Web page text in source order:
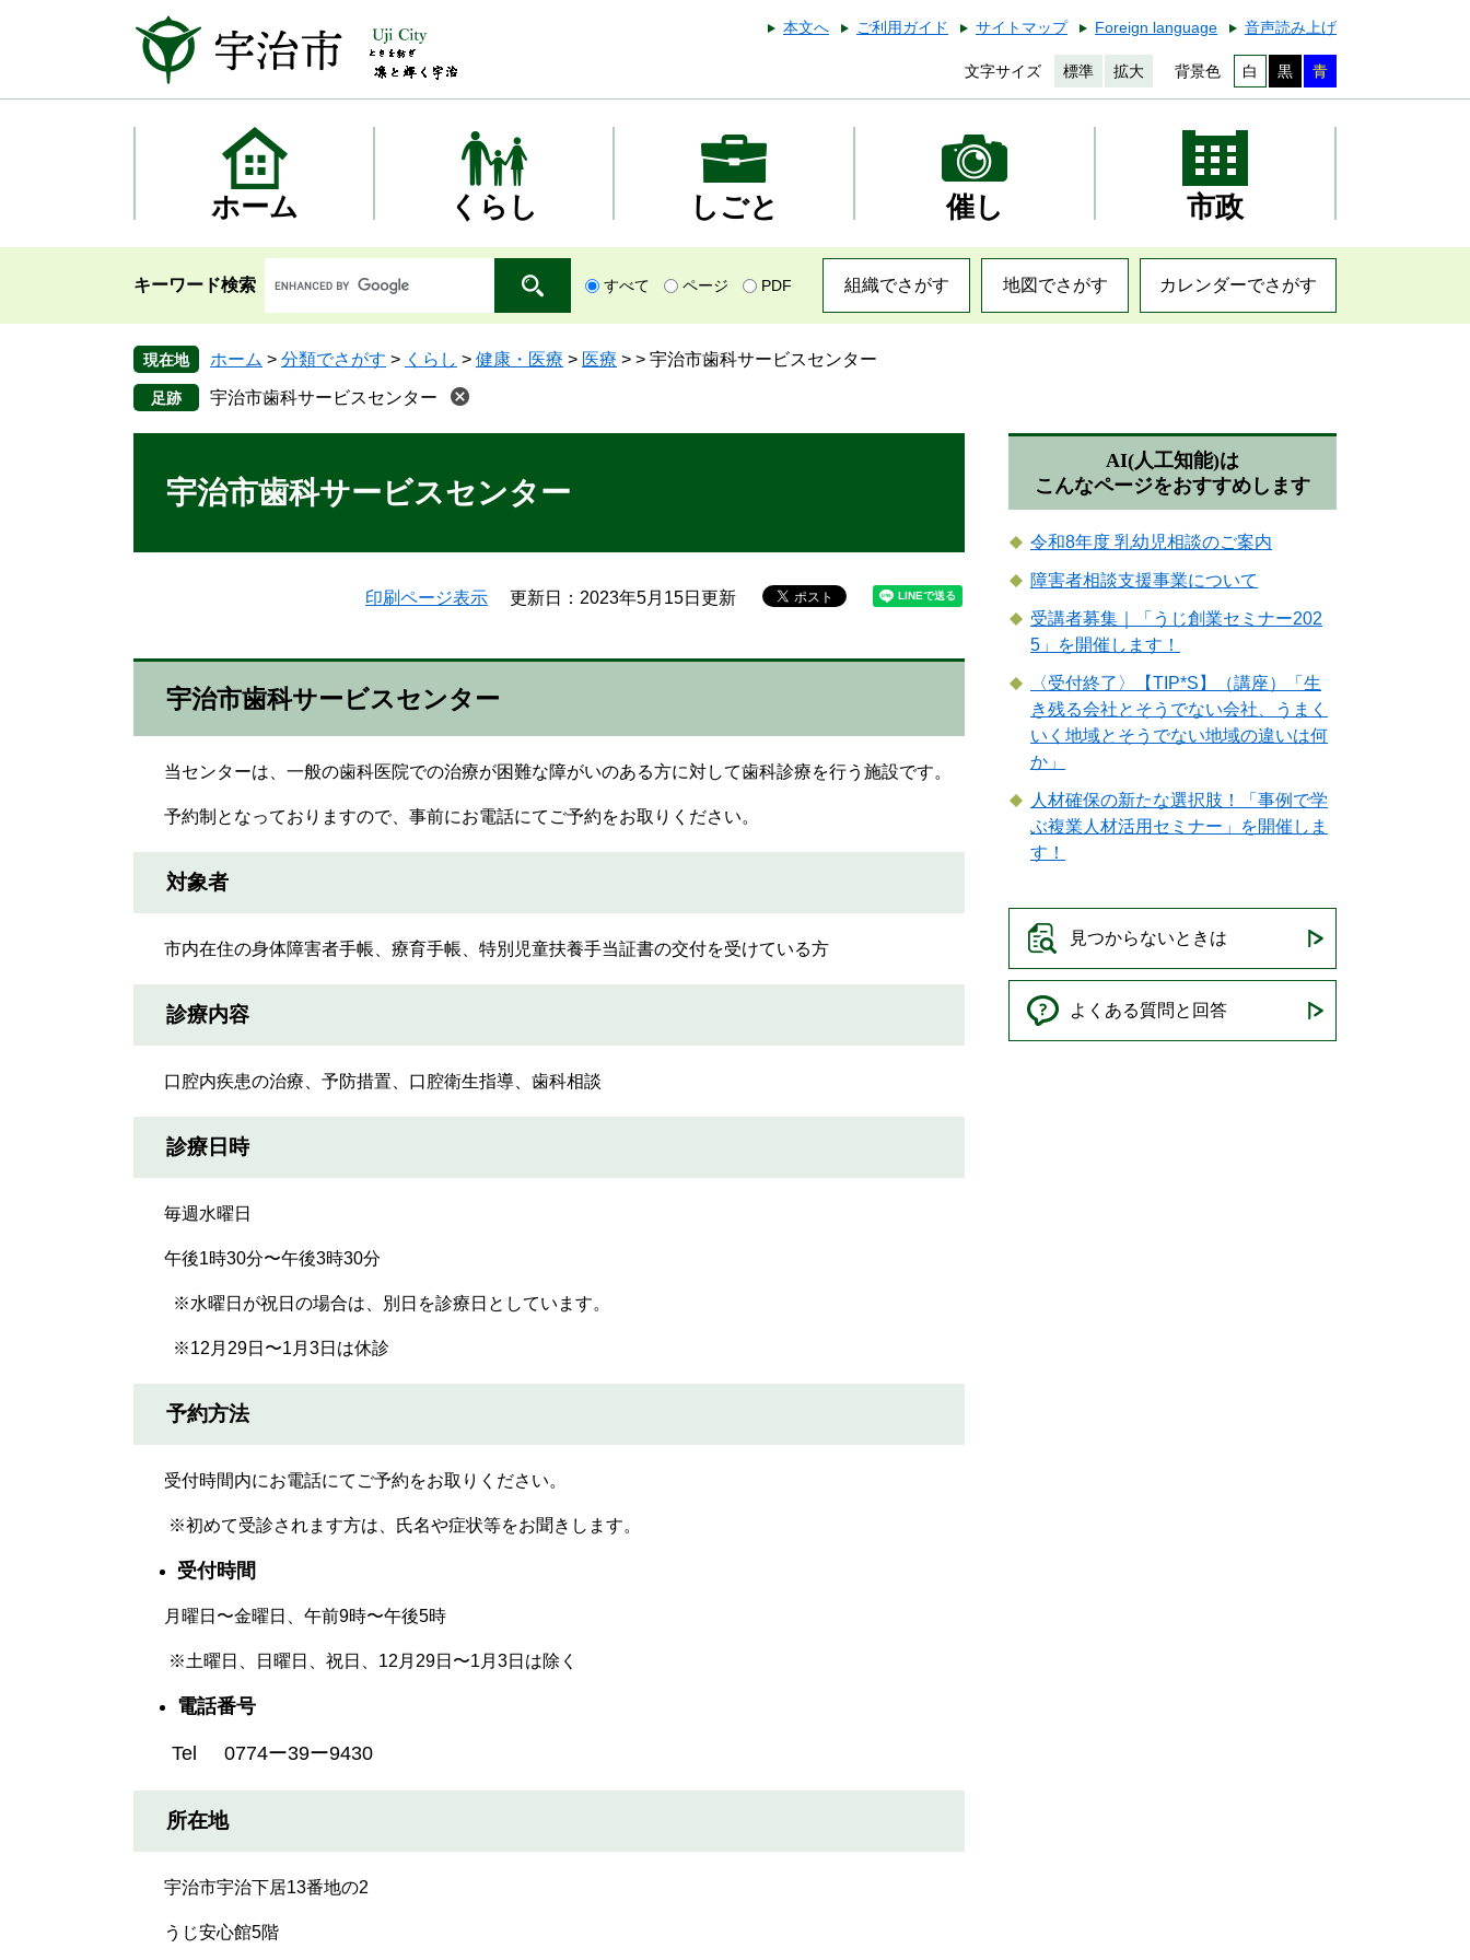
本
本文へ ご利用ガイド サイトマップ Foreign language 音声読み上げ
文字サイズ 標準 拡大 背景色 白 黒 青
ホーム くらし しごと 催し 市政
キーワード検索 すべて ページ PDF 組織でさがす 地図でさがす カレンダーでさがす
現在地 ホーム > 分類でさがす > くらし > 健康・医療 > 医療 > > 宇治市歯科サービスセンター
宇治市歯科サービスセンター
宇治市歯科サービスセンター
印刷ページ表示 更新日：2023年5月15日更新
宇治市歯科サービスセンター
当センターは、一般の歯科医院での治療が困難な障がいのある方に対して歯科診療を行う施設です。
予約制となっておりますので、事前にお電話にてご予約をお取りください。
対象者
市内在住の身体障害者手帳、療育手帳、特別児童扶養手当証書の交付を受けている方
診療内容
口腔内疾患の治療、予防措置、口腔衛生指導、歯科相談
診療日時
毎週水曜日
午後1時30分〜午後3時30分
※水曜日が祝日の場合は、別日を診療日としています。
※12月29日〜1月3日は休診
予約方法
受付時間内にお電話にてご予約をお取りください。
※初めて受診されます方は、氏名や症状等をお聞きします。
受付時間
月曜日〜金曜日、午前9時〜午後5時
※土曜日、日曜日、祝日、12月29日〜1月3日は除く
電話番号
Tel 0774ー39ー9430
所在地
宇治市宇治下居13番地の2
うじ安心館5階
AI(人工知能)は
こんなページをおすすめします
令和8年度 乳幼児相談のご案内
障害者相談支援事業について
受講者募集｜「うじ創業セミナー202
5」を開催します！
〈受付終了〉【TIP*S】（講座）「生
き残る会社とそうでない会社、うまく
いく地域とそうでない地域の違いは何
か」
人材確保の新たな選択肢！「事例で学
ぶ複業人材活用セミナー」を開催しま
す！
見つからないときは
よくある質問と回答